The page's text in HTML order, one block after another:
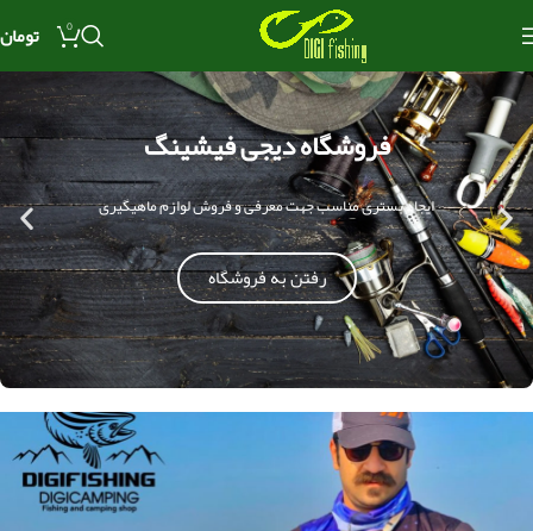
0 تومان
فروشگاه دیجی فیشینگ
ایجاد بستری مناسب جهت معرفی و فروش لوازم ماهیگیری
رفتن به فروشگاه